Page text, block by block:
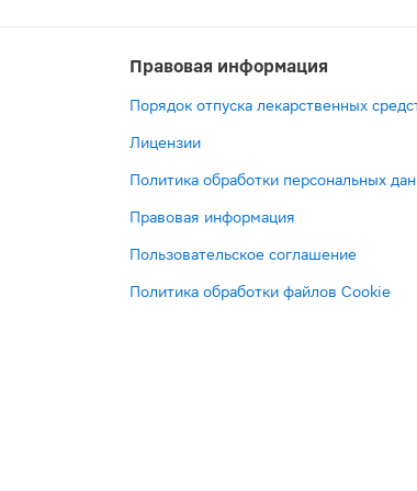
Правовая информация
Порядок отпуска лекарственных
Лицензии
Политика обработки персональных
Правовая информация
Пользовательское соглашение
Политика обработки файлов Cookie